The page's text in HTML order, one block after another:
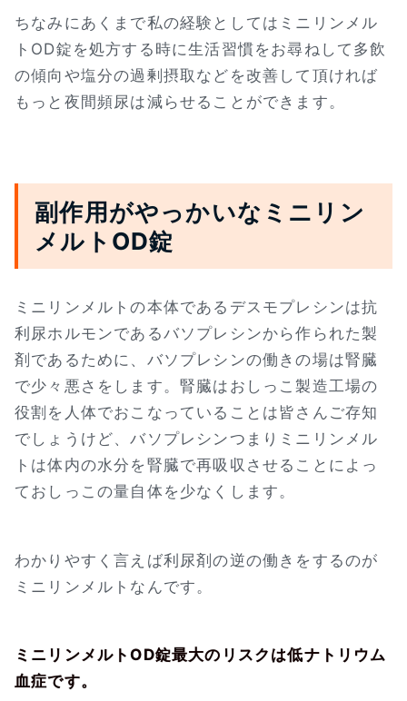
ちなみにあくまで私の経験としてはミニリンメル
トOD錠を処方する時に生活習慣をお尋ねして多飲
の傾向や塩分の過剰摂取などを改善して頂ければ
もっと夜間頻尿は減らせることができます。
副作用がやっかいなミニリン
メルトOD錠
ミニリンメルトの本体であるデスモプレシンは抗
利尿ホルモンであるバソプレシンから作られた製
剤であるために、バソプレシンの働きの場は腎臓
で少々悪さをします。腎臓はおしっこ製造工場の
役割を人体でおこなっていることは皆さんご存知
でしょうけど、バソプレシンつまりミニリンメル
トは体内の水分を腎臓で再吸収させることによっ
ておしっこの量自体を少なくします。
わかりやすく言えば利尿剤の逆の働きをするのが
ミニリンメルトなんです。
ミニリンメルトOD錠最大のリスクは低ナトリウム
血症です。